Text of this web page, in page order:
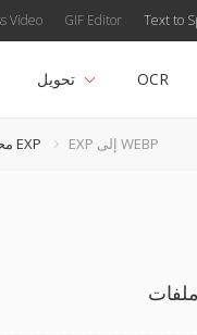
Video GIF Editor Text to
تحويل OCR
محول EXP EXP إلى WEBP